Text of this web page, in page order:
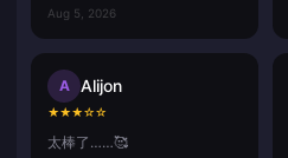
Aug 5, 2026
A Alijon
★★★☆☆
太棒了……🥰